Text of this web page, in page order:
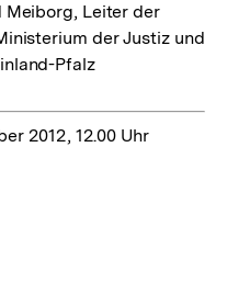
Leiter der
der Justiz und
Pfalz
2012, 12.00 Uhr